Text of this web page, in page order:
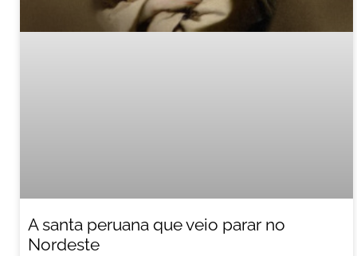
A santa peruana que veio parar no
Nordeste